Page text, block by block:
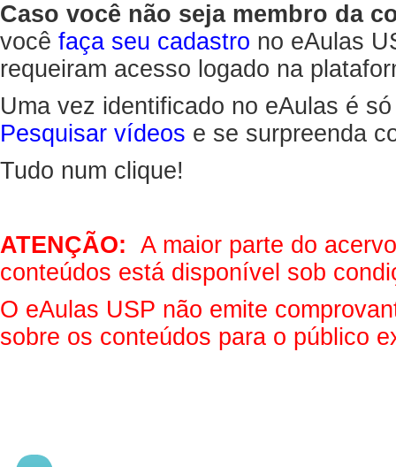
Caso você não seja membro da
você faça seu cadastro no eAulas
requeiram acesso logado na
Uma vez identificado no eAulas é
Pesquisar vídeos e se surpreenda
Tudo num clique!
ATENÇÃO: A maior parte do
conteúdos está disponível sob
O eAulas USP não emite
sobre os conteúdos para o público